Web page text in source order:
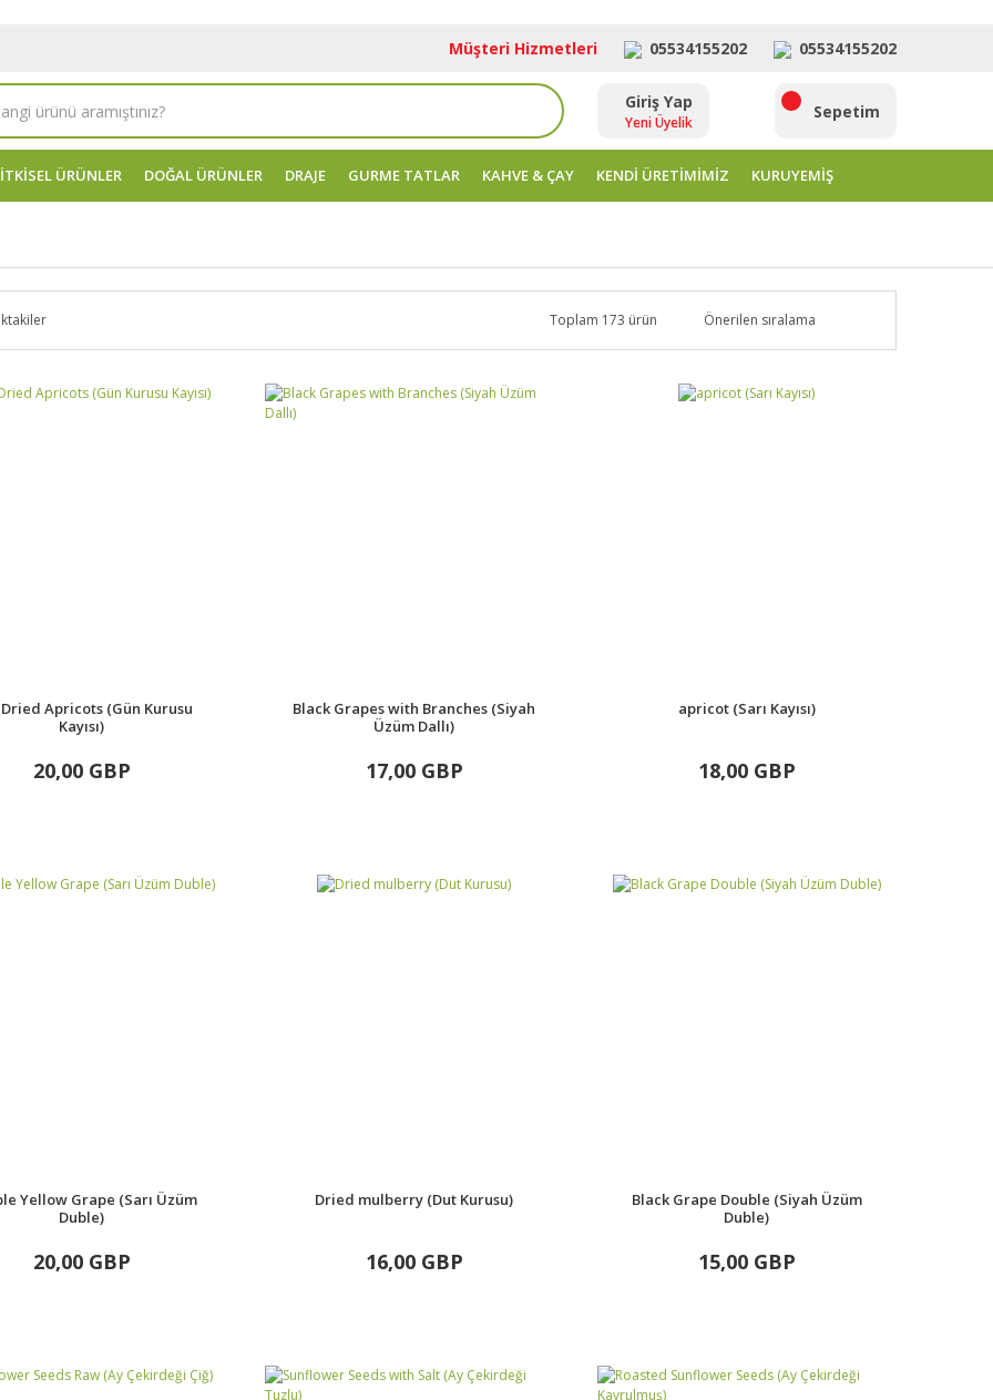
Müşteri Hizmetleri 05534155202 05534155202
Giriş Yap
Yeni Üyelik
Sepetim
ÜRÜNLER DOĞAL ÜRÜNLER DRAJE GURME TATLAR KAHVE & ÇAY KENDİ ÜRETİMİMİZ KURUYEMİŞ
Toplam 173 ürün
Apricots (Gün Kurusu
Kayısı)
20,00 GBP
Black Grapes with Branches (Siyah
Üzüm Dallı)
17,00 GBP
apricot (Sarı Kayısı)
18,00 GBP
Yellow Grape (Sarı Üzüm
Duble)
20,00 GBP
Dried mulberry (Dut Kurusu)
16,00 GBP
Black Grape Double (Siyah Üzüm
Duble)
15,00 GBP